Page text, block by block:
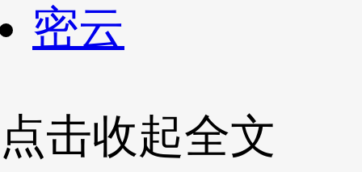
密云
点击收起全文